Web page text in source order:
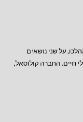
על שני נושאים
חיים. החברה קולוסאל,